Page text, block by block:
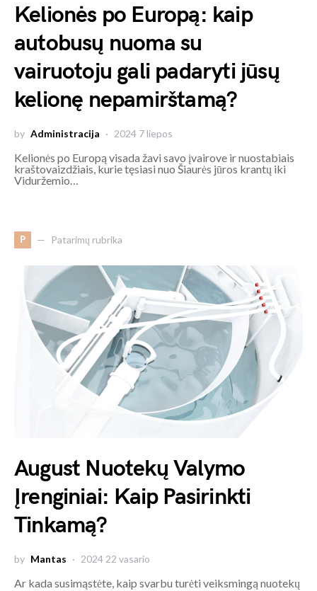
Kelionės po Europą: kaip
autobusų nuoma su
vairuotoju gali padaryti jūsų
kelionę nepamirštamą?
by Administracija 2024 7 liepos
Kelionės po Europą visada žavi savo įvairove ir nuostabiais
kraštovaizdžiais, kurie tęsiasi nuo Šiaurės jūros krantų iki
Viduržemio…
P Patarimų rubrika
August Nuotekų Valymo
Įrenginiai: Kaip Pasirinkti
Tinkamą?
by Mantas 2024 22 vasario
Ar kada susimąstėte, kaip svarbu turėti veiksmingą nuotekų